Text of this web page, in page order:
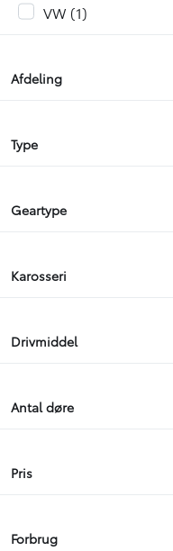
VW 1
Afdeling
Type
Geartype
Karosseri
Drivmiddel
Antal døre
Pris
Forbrug